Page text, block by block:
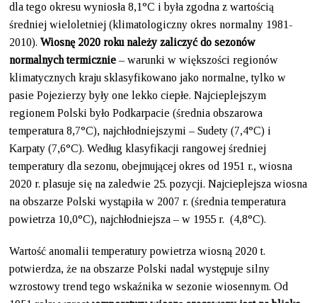
dla tego okresu wyniosła 8,1°C i była zgodna z wartością
średniej wieloletniej (klimatologiczny okres normalny 1981-
2010).Wiosnę 2020 roku należy zaliczyć do sezonów
normalnych termicznie – warunki w większości regionów
klimatycznych kraju sklasyfikowano jako normalne, tylko w
pasie Pojezierzy były one lekko ciepłe. Najcieplejszym
regionem Polski było Podkarpacie (średnia obszarowa
temperatura 8,7°C), najchłodniejszymi – Sudety (7,4°C) i
Karpaty (7,6°C). Według klasyfikacji rangowej średniej
temperatury dla sezonu, obejmującej okres od 1951 r., wiosna
2020 r. plasuje się na zaledwie 25. pozycji. Najcieplejsza wiosna
na obszarze Polski wystąpiła w 2007 r. (średnia temperatura
powietrza 10,0°C), najchłodniejsza – w 1955 r. (4,8°C).
Wartość anomalii temperatury powietrza wiosną 2020 t.
potwierdza, że na obszarze Polski nadal występuje silny
wzrostowy trend tego wskaźnika w sezonie wiosennym. Od